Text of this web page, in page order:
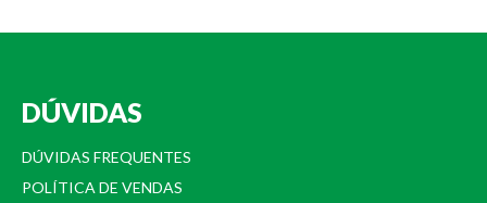
DÚVIDAS
DÚVIDAS FREQUENTES
POLÍTICA DE VENDAS